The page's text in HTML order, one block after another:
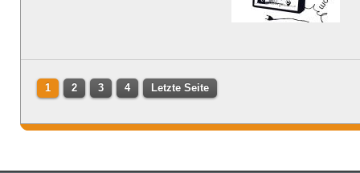
1 2 3 4 Letzte Seite